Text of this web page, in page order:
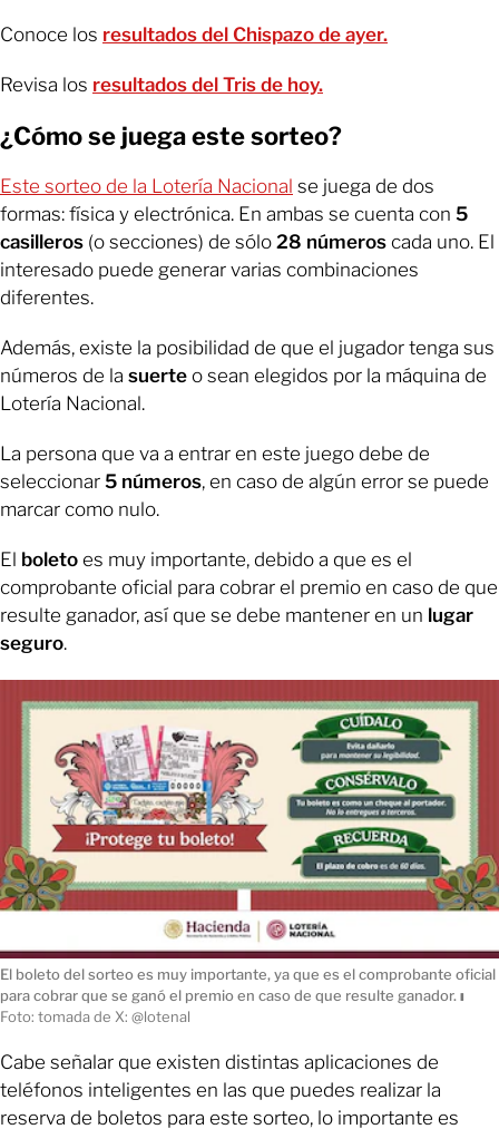
Conoce los resultados del Chispazo de ayer.
Revisa los resultados del Tris de hoy.
¿Cómo se juega este sorteo?
Este sorteo de la Lotería Nacional se juega de dos
formas: física y electrónica. En ambas se cuenta con 5
casilleros (o secciones) de sólo 28 números cada uno. El
interesado puede generar varias combinaciones
diferentes.
Además, existe la posibilidad de que el jugador tenga sus
números de la suerte o sean elegidos por la máquina de
Lotería Nacional.
La persona que va a entrar en este juego debe de
seleccionar 5 números, en caso de algún error se puede
marcar como nulo.
El boleto es muy importante, debido a que es el
comprobante oficial para cobrar el premio en caso de que
resulte ganador, así que se debe mantener en un lugar
seguro.
El boleto del sorteo es muy importante, ya que es el comprobante oficial
para cobrar que se ganó el premio en caso de que resulte ganador. ı
Foto: tomada de X: @lotenal
Cabe señalar que existen distintas aplicaciones de
teléfonos inteligentes en las que puedes realizar la
reserva de boletos para este sorteo, lo importante es